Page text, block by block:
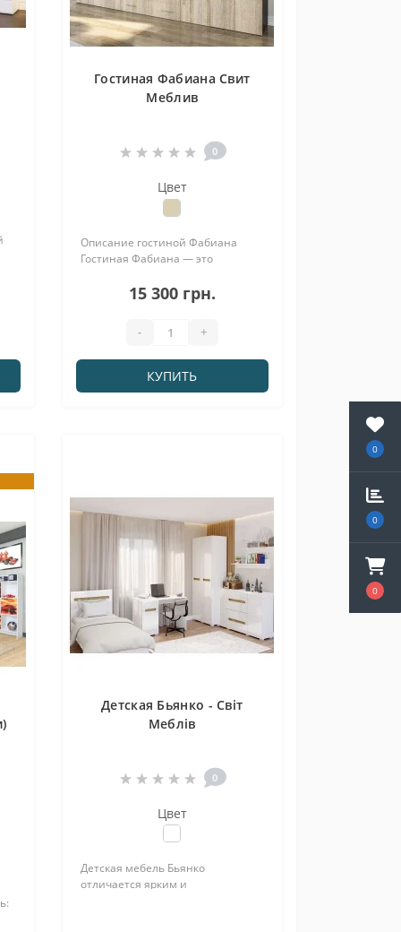
0
0
0
Гостиная Фабиана Свит
Меблив
0
Цвет
Описание гостиной Фабиана
Гостиная Фабиана — это
комплект для обустройства
гостиной комнаты. Модель
компоновку, шкафы для
надстройку с витриной. Гостиная
15 300 грн.
- +
КУПИТЬ
Детская Бьянко - Світ
Меблів
0
Цвет
Детская мебель Бьянко
отличается ярким и